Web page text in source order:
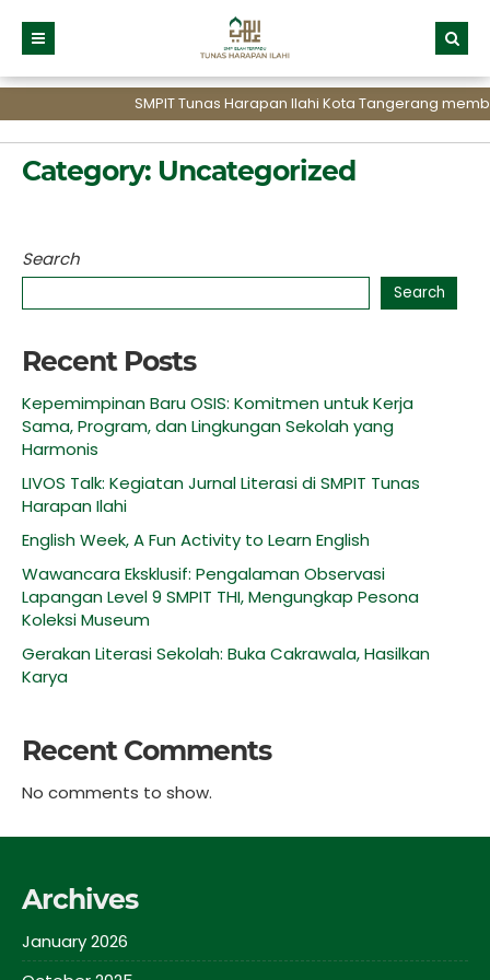
SMPIT Tunas Harapan Ilahi Kota Tangerang
Category: Uncategorized
Search
Search
Recent Posts
Kepemimpinan Baru OSIS: Komitmen untuk Kerja
Sama, Program, dan Lingkungan Sekolah yang
Harmonis
LIVOS Talk: Kegiatan Jurnal Literasi di SMPIT Tunas
Harapan Ilahi
English Week, A Fun Activity to Learn English
Wawancara Eksklusif: Pengalaman Observasi
Lapangan Level 9 SMPIT THI, Mengungkap Pesona
Koleksi Museum
Gerakan Literasi Sekolah: Buka Cakrawala, Hasilkan
Karya
Recent Comments
No comments to show.
Archives
January 2026